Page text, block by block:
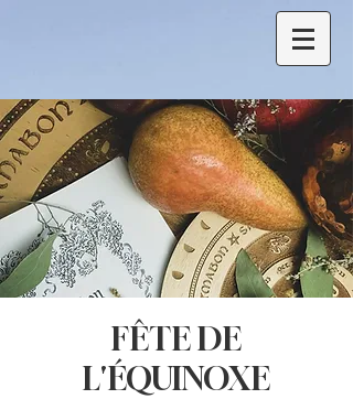
FÊTE DE
L'ÉQUINOXE